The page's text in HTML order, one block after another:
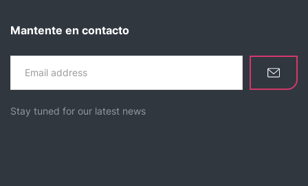
Mantente en contacto
Stay tuned for our latest news